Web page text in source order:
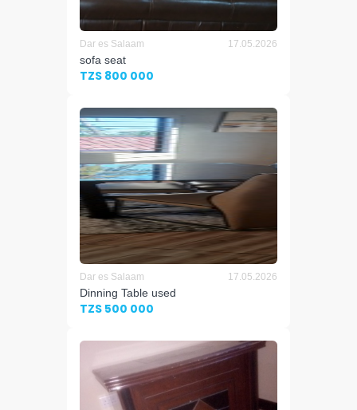
Dar es Salaam 17.05.2026
sofa seat
TZS 800 000
Dar es Salaam 17.05.2026
Dinning Table used
TZS 500 000